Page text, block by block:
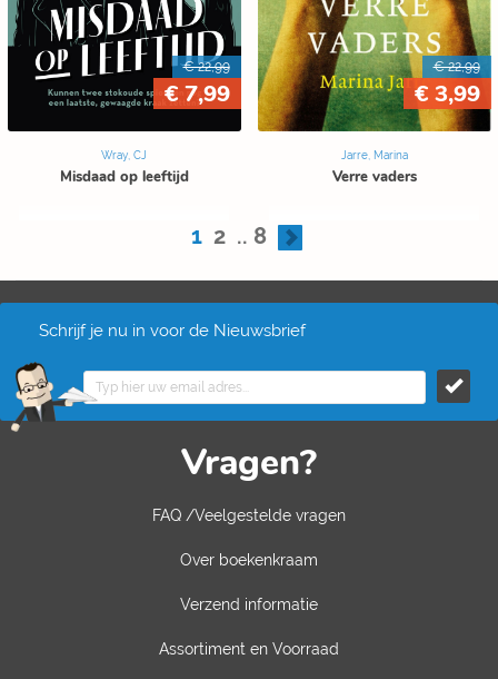
€ 22,99
€ 7,99
Wray, CJ
Misdaad op leeftijd
€ 22,99
€ 3,99
Jarre, Marina
Verre vaders
1 2 .. 8
Schrijf je nu in voor de Nieuwsbrief
Vragen?
FAQ /Veelgestelde vragen
Over boekenkraam
Verzend informatie
Assortiment en Voorraad